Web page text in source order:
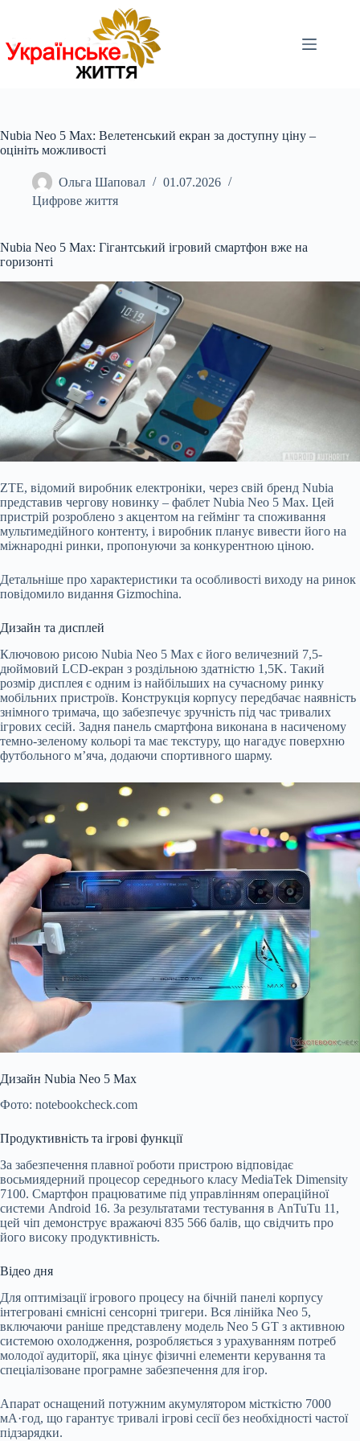
Nubia Neo 5 Max: Велетенський екран за доступну ціну –
оцініть можливості
Ольга Шаповал
01.07.2026
Цифрове життя
Nubia Neo 5 Max: Гігантський ігровий смартфон вже на
горизонті
ZTE, відомий виробник електроніки, через свій бренд Nubia
представив чергову новинку – фаблет Nubia Neo 5 Max. Цей
пристрій розроблено з акцентом на геймінг та споживання
мультимедійного контенту, і виробник планує вивести його на
міжнародні ринки, пропонуючи за конкурентною ціною.
Детальніше про характеристики та особливості виходу на ринок
повідомило видання Gizmochina.
Дизайн та дисплей
Ключовою рисою Nubia Neo 5 Max є його величезний 7,5-
дюймовий LCD-екран з роздільною здатністю 1,5K. Такий
розмір дисплея є одним із найбільших на сучасному ринку
мобільних пристроїв. Конструкція корпусу передбачає наявність
знімного тримача, що забезпечує зручність під час тривалих
ігрових сесій. Задня панель смартфона виконана в насиченому
темно-зеленому кольорі та має текстуру, що нагадує поверхню
футбольного м’яча, додаючи спортивного шарму.
Дизайн Nubia Neo 5 Max
Фото: notebookcheck.com
Продуктивність та ігрові функції
За забезпечення плавної роботи пристрою відповідає
восьмиядерний процесор середнього класу MediaTek Dimensity
7100. Смартфон працюватиме під управлінням операційної
системи Android 16. За результатами тестування в AnTuTu 11,
цей чіп демонструє вражаючі 835 566 балів, що свідчить про
його високу продуктивність.
Відео дня
Для оптимізації ігрового процесу на бічній панелі корпусу
інтегровані ємнісні сенсорні тригери. Вся лінійка Neo 5,
включаючи раніше представлену модель Neo 5 GT з активною
системою охолодження, розробляється з урахуванням потреб
молодої аудиторії, яка цінує фізичні елементи керування та
спеціалізоване програмне забезпечення для ігор.
Апарат оснащений потужним акумулятором місткістю 7000
мА·год, що гарантує тривалі ігрові сесії без необхідності частої
підзарядки.